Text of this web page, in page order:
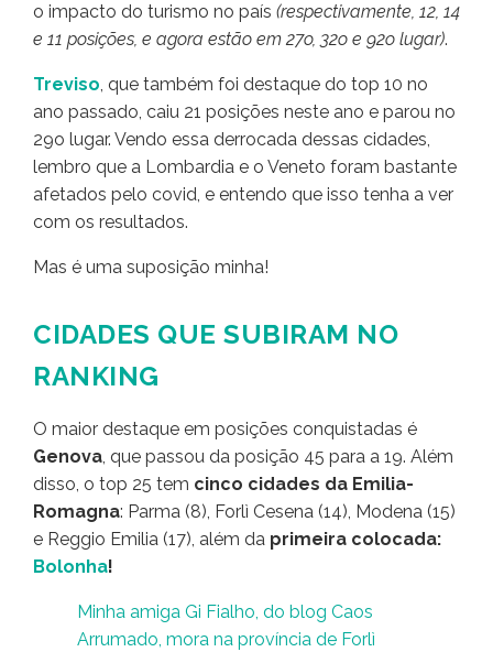
o impacto do turismo no país (respectivamente, 12, 14
e 11 posições, e agora estão em 27o, 32o e 92o lugar).
Treviso, que também foi destaque do top 10 no
ano passado, caiu 21 posições neste ano e parou no
29o lugar. Vendo essa derrocada dessas cidades,
lembro que a Lombardia e o Veneto foram bastante
afetados pelo covid, e entendo que isso tenha a ver
com os resultados.
Mas é uma suposição minha!
CIDADES QUE SUBIRAM NO
RANKING
O maior destaque em posições conquistadas é
Genova, que passou da posição 45 para a 19. Além
disso, o top 25 tem cinco cidades da Emilia-
Romagna: Parma (8), Forlì Cesena (14), Modena (15)
e Reggio Emilia (17), além da primeira colocada:
Bolonha!
Minha amiga Gi Fialho, do blog Caos
Arrumado, mora na província de Forlì